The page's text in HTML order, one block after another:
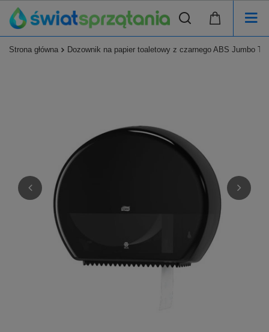
Strona główna Dozownik na papier toaletowy z czarnego ABS Jumbo